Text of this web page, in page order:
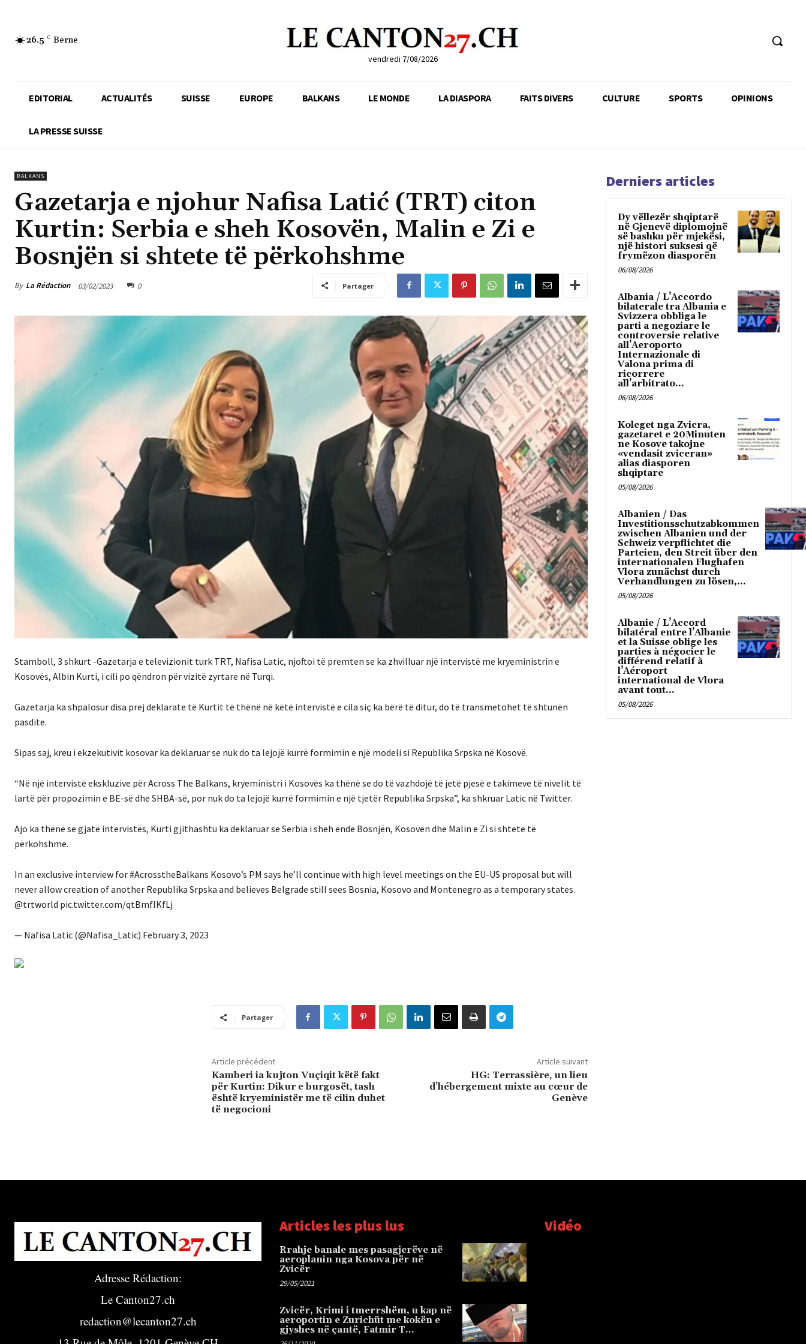
26.5 C Berne
vendredi 7/08/2026
EDITORIAL ACTUALITÉS SUISSE EUROPE BALKANS LE MONDE LA DIASPORA FAITS DIVERS CULTURE SPORTS OPINIONS
LA PRESSE SUISSE
BALKANS
Gazetarja e njohur Nafisa Latić (TRT) citon
Kurtin: Serbia e sheh Kosovën, Malin e Zi e
Bosnjën si shtete të përkohshme
By La Rédaction 03/02/2023 0 Partager
Stamboll, 3 shkurt -Gazetarja e televizionit turk TRT, Nafisa Latic, njoftoi të premten se ka zhvilluar një intervistë me kryeministrin e
Kosovës, Albin Kurti, i cili po qëndron për vizitë zyrtare në Turqi.
Gazetarja ka shpalosur disa prej deklarate të Kurtit të thënë në këtë intervistë e cila siç ka bërë të ditur, do të transmetohet të shtunën
pasdite.
Sipas saj, kreu i ekzekutivit kosovar ka deklaruar se nuk do ta lejojë kurrë formimin e një modeli si Republika Srpska në Kosovë.
“Në një intervistë ekskluzive për Across The Balkans, kryeministri i Kosovës ka thënë se do të vazhdojë të jetë pjesë e takimeve të nivelit të
lartë për propozimin e BE-së dhe SHBA-së, por nuk do ta lejojë kurrë formimin e një tjetër Republika Srpska”, ka shkruar Latic në Twitter.
Ajo ka thënë se gjatë intervistës, Kurti gjithashtu ka deklaruar se Serbia i sheh ende Bosnjën, Kosovën dhe Malin e Zi si shtete të
përkohshme.
In an exclusive interview for #AcrosstheBalkans Kosovo’s PM says he’ll continue with high level meetings on the EU-US proposal but will
never allow creation of another Republika Srpska and believes Belgrade still sees Bosnia, Kosovo and Montenegro as a temporary states.
@trtworld pic.twitter.com/qtBmfIKfLj
— Nafisa Latic (@Nafisa_Latic) February 3, 2023
Partager
Article précédent
Kamberi ia kujton Vuçiqit këtë fakt
për Kurtin: Dikur e burgosët, tash
është kryeministër me të cilin duhet
të negocioni
Article suivant
HG: Terrassière, un lieu
d’hébergement mixte au cœur de
Genève
Derniers articles
Dy vëllezër shqiptarë
në Gjenevë diplomojnë
së bashku për mjekësi,
një histori suksesi që
frymëzon diasporën
06/08/2026
Albania / L’Accordo
bilaterale tra Albania e
Svizzera obbliga le
parti a negoziare le
controversie relative
all’Aeroporto
Internazionale di
Valona prima di
ricorrere
all’arbitrato...
06/08/2026
Koleget nga Zvicra,
gazetaret e 20Minuten
ne Kosove takojne
«vendasit zviceran»
alias diasporen
shqiptare
05/08/2026
Albanien / Das
Investitionsschutzabkommen
zwischen Albanien und der
Schweiz verpflichtet die
Parteien, den Streit über den
internationalen Flughafen
Vlora zunächst durch
Verhandlungen zu lösen,...
05/08/2026
Albanie / L’Accord
bilatéral entre l’Albanie
et la Suisse oblige les
parties à négocier le
différend relatif à
l’Aéroport
international de Vlora
avant tout...
05/08/2026
Adresse Rédaction:
Le Canton27.ch
redaction@lecanton27.ch
Articles les plus lus
Rrahje banale mes pasagjerëve në
aeroplanin nga Kosova për në
Zvicër
29/05/2021
Zvicër, Krimi i tmerrshëm, u kap në
aeroportin e Zurichüt me kokën e
gjyshes në çantë, Fatmir T…
Vidéo